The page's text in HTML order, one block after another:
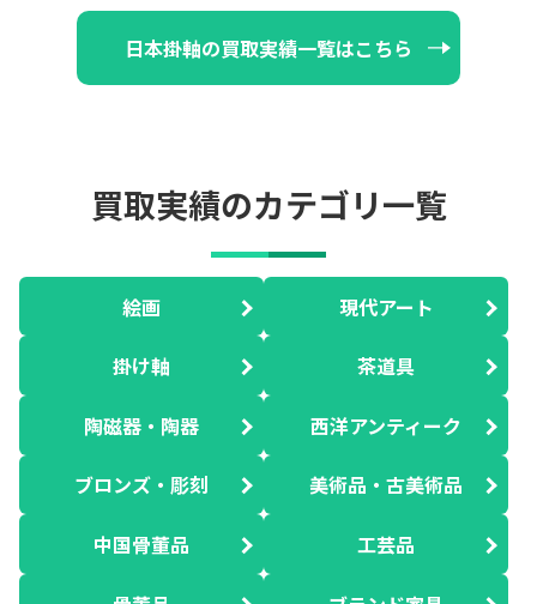
日本掛軸の買取実績一覧はこちら
買取実績のカテゴリ一覧
絵画 現代アート
掛け軸 茶道具
陶磁器・陶器 西洋アンティーク
ブロンズ・彫刻 美術品・古美術品
中国骨董品 工芸品